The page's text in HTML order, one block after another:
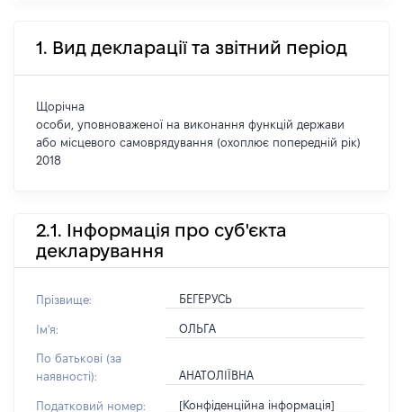
1. Вид декларації та звітний період
Щорічна
особи, уповноваженої на виконання функцій держави
або місцевого самоврядування (охоплює попередній рік)
2018
2.1. Інформація про суб'єкта
декларування
Прізвище: БЕГЕРУСЬ
Ім'я: ОЛЬГА
По батькові (за
наявності):
АНАТОЛІЇВНА
Податковий номер: [Конфіденційна інформація]